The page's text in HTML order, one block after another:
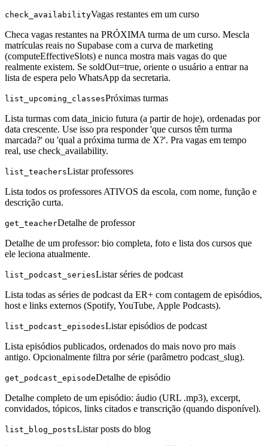
check_availabilityVagas restantes em um curso
Checa vagas restantes na PRÓXIMA turma de um curso. Mescla
matrículas reais no Supabase com a curva de marketing
(computeEffectiveSlots) e nunca mostra mais vagas do que
realmente existem. Se soldOut=true, oriente o usuário a entrar na
lista de espera pelo WhatsApp da secretaria.
list_upcoming_classesPróximas turmas
Lista turmas com data_inicio futura (a partir de hoje), ordenadas por
data crescente. Use isso pra responder 'que cursos têm turma
marcada?' ou 'qual a próxima turma de X?'. Pra vagas em tempo
real, use check_availability.
list_teachersListar professores
Lista todos os professores ATIVOS da escola, com nome, função e
descrição curta.
get_teacherDetalhe de professor
Detalhe de um professor: bio completa, foto e lista dos cursos que
ele leciona atualmente.
list_podcast_seriesListar séries de podcast
Lista todas as séries de podcast da ER+ com contagem de episódios,
host e links externos (Spotify, YouTube, Apple Podcasts).
list_podcast_episodesListar episódios de podcast
Lista episódios publicados, ordenados do mais novo pro mais
antigo. Opcionalmente filtra por série (parâmetro podcast_slug).
get_podcast_episodeDetalhe de episódio
Detalhe completo de um episódio: áudio (URL .mp3), excerpt,
convidados, tópicos, links citados e transcrição (quando disponível).
list_blog_postsListar posts do blog